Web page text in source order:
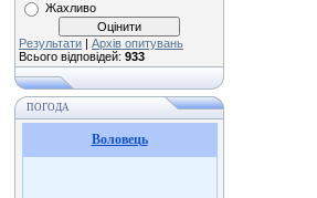
Жахливо
Результати | Архів опитувань
Всього відповідей: 933
ПОГОДА
Воловець